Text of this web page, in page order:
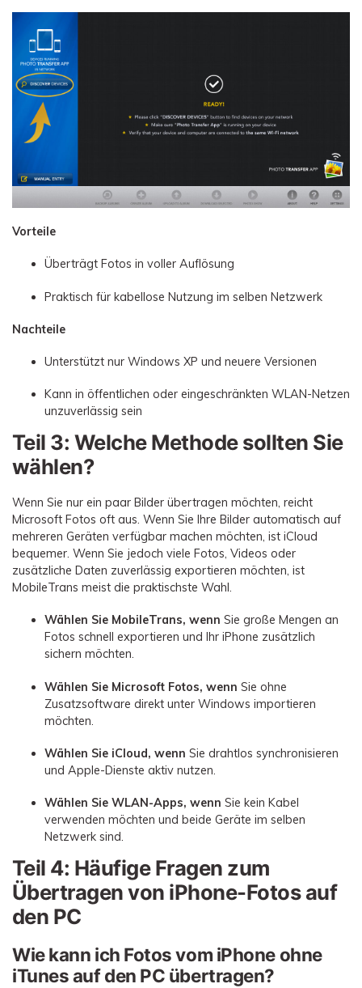
Vorteile
Überträgt Fotos in voller Auflösung
Praktisch für kabellose Nutzung im selben Netzwerk
Nachteile
Unterstützt nur Windows XP und neuere Versionen
Kann in öffentlichen oder eingeschränkten WLAN-Netzen
unzuverlässig sein
Teil 3: Welche Methode sollten Sie
wählen?
Wenn Sie nur ein paar Bilder übertragen möchten, reicht
Microsoft Fotos oft aus. Wenn Sie Ihre Bilder automatisch auf
mehreren Geräten verfügbar machen möchten, ist iCloud
bequemer. Wenn Sie jedoch viele Fotos, Videos oder
zusätzliche Daten zuverlässig exportieren möchten, ist
MobileTrans meist die praktischste Wahl.
Wählen Sie MobileTrans, wenn Sie große Mengen an
Fotos schnell exportieren und Ihr iPhone zusätzlich
sichern möchten.
Wählen Sie Microsoft Fotos, wenn Sie ohne
Zusatzsoftware direkt unter Windows importieren
möchten.
Wählen Sie iCloud, wenn Sie drahtlos synchronisieren
und Apple-Dienste aktiv nutzen.
Wählen Sie WLAN-Apps, wenn Sie kein Kabel
verwenden möchten und beide Geräte im selben
Netzwerk sind.
Teil 4: Häufige Fragen zum
Übertragen von iPhone-Fotos auf
den PC
Wie kann ich Fotos vom iPhone ohne
iTunes auf den PC übertragen?